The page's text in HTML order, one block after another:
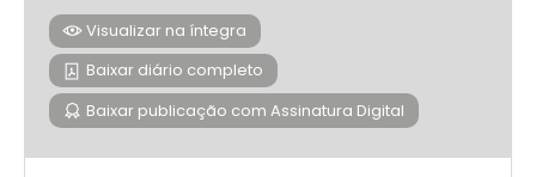
Visualizar na íntegra
Baixar diário completo
Baixar publicação com Assinatura Digital